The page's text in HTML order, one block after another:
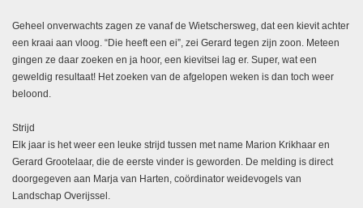
Geheel onverwachts zagen ze vanaf de Wietschersweg, dat een kievit achter
een kraai aan vloog. “Die heeft een ei”, zei Gerard tegen zijn zoon. Meteen
gingen ze daar zoeken en ja hoor, een kievitsei lag er. Super, wat een
geweldig resultaat! Het zoeken van de afgelopen weken is dan toch weer
beloond.
Strijd
Elk jaar is het weer een leuke strijd tussen met name Marion Krikhaar en
Gerard Grootelaar, die de eerste vinder is geworden. De melding is direct
doorgegeven aan Marja van Harten, coördinator weidevogels van
Landschap Overijssel.